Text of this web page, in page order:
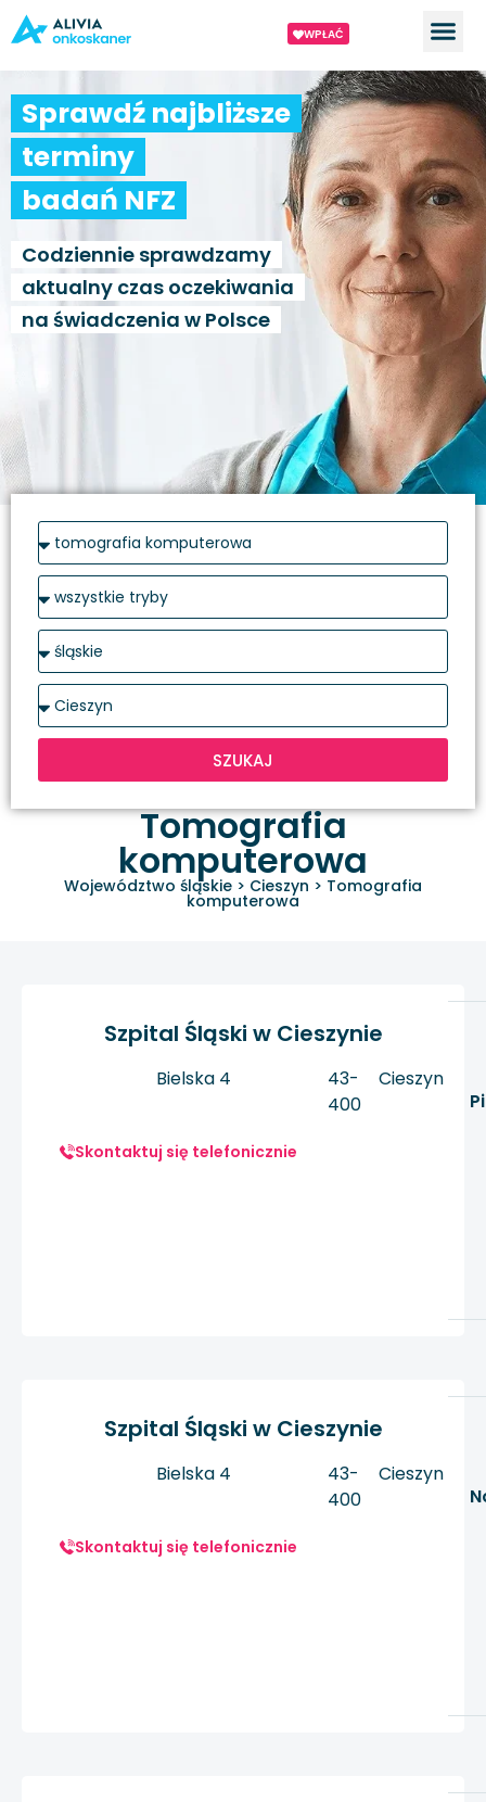
WPŁAĆ
Sprawdź najbliższe
terminy
badań NFZ
Codziennie sprawdzamy
aktualny czas oczekiwania
na świadczenia w Polsce
SZUKAJ
Tomografia
komputerowa
Województwo śląskie > Cieszyn > Tomografia
komputerowa
Szpital Śląski w Cieszynie
Bielska 4
43-
400
Cieszyn
Skontaktuj się telefonicznie
Szpital Śląski w Cieszynie
Bielska 4
43-
400
Cieszyn
Skontaktuj się telefonicznie